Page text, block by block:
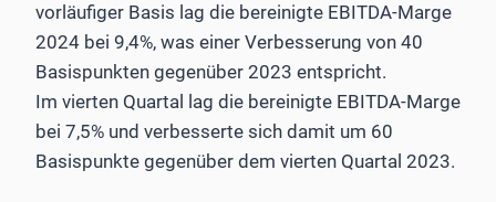
vorläufiger Basis lag die bereinigte EBITDA-Marge
2024 bei 9,4%, was einer Verbesserung von 40
Basispunkten gegenüber 2023 entspricht.
Im vierten Quartal lag die bereinigte EBITDA-Marge
bei 7,5% und verbesserte sich damit um 60
Basispunkte gegenüber dem vierten Quartal 2023.